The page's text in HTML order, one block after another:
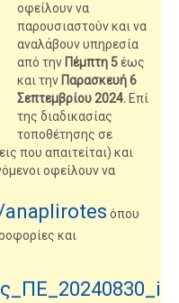
οφείλουν να
παρουσιαστούν και να
αναλάβουν υπηρεσία
από την Πέμπτη 5έως
και την Παρασκευή 6
Σεπτεμβρίου 2024. Επί
της διαδικασίας
τοποθέτησης σε
που απαιτείται) και
οφείλουν να
όπου
και